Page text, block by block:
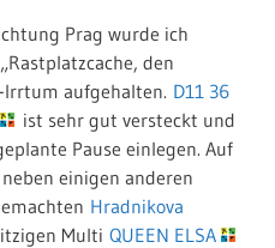
Prag wurde ich
den
aufgehalten. D11 36
ist sehr gut versteckt und
Pause einlegen. Auf
einigen anderen
Hradnikova
Multi QUEEN ELSA